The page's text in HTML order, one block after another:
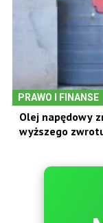
PRAWO I FINANSE
Olej napędowy
wyższego